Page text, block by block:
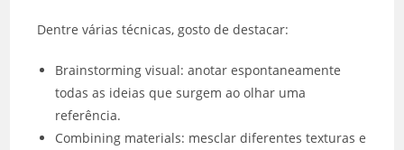
Dentre várias técnicas, gosto de destacar:
Brainstorming visual: anotar espontaneamente
todas as ideias que surgem ao olhar uma
referência.
Combining materials: mesclar diferentes texturas e